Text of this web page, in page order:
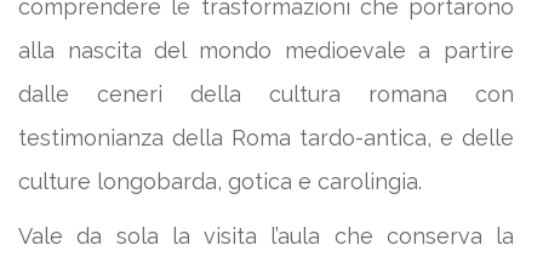
comprendere le trasformazioni che portarono
alla nascita del mondo medioevale a partire
dalle ceneri della cultura romana con
testimonianza della Roma tardo-antica, e delle
culture longobarda, gotica e carolingia.
Vale da sola la visita l’aula che conserva la